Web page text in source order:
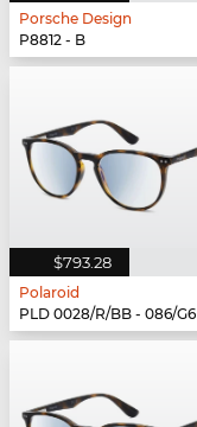
Porsche Design
P8812 - B
$793.28
Polaroid
PLD 0028/R/BB - 086/G6